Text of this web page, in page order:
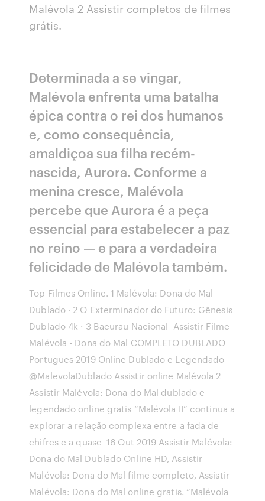
Malévola 2 Assistir completos de filmes
grátis.
Determinada a se vingar,
Malévola enfrenta uma batalha
épica contra o rei dos humanos
e, como consequência,
amaldiçoa sua filha recém-
nascida, Aurora. Conforme a
menina cresce, Malévola
percebe que Aurora é a peça
essencial para estabelecer a paz
no reino — e para a verdadeira
felicidade de Malévola também.
Top Filmes Online. 1 Malévola: Dona do Mal
Dublado · 2 O Exterminador do Futuro: Gênesis
Dublado 4k · 3 Bacurau Nacional Assistir Filme
Malévola - Dona do Mal COMPLETO DUBLADO
Portugues 2019 Online Dublado e Legendado
@MalevolaDublado Assistir online Malévola 2
Assistir Malévola: Dona do Mal dublado e
legendado online gratis “Malévola II” continua a
explorar a relação complexa entre a fada de
chifres e a quase 16 Out 2019 Assistir Malévola:
Dona do Mal Dublado Online HD, Assistir
Malévola: Dona do Mal filme completo, Assistir
Malévola: Dona do Mal online gratis. “Malévola